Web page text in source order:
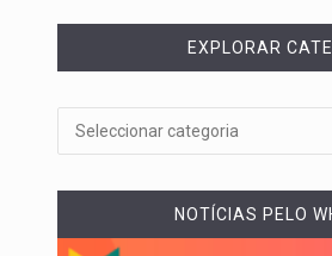
De
Um
O
EXPLORAR
NOTÍCIAS PELO